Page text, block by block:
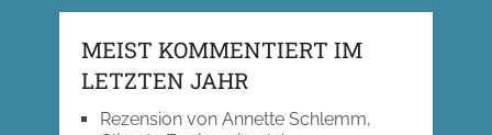
MEIST KOMMENTIERT IM
LETZTEN JAHR
Rezension von Annette Schlemm,